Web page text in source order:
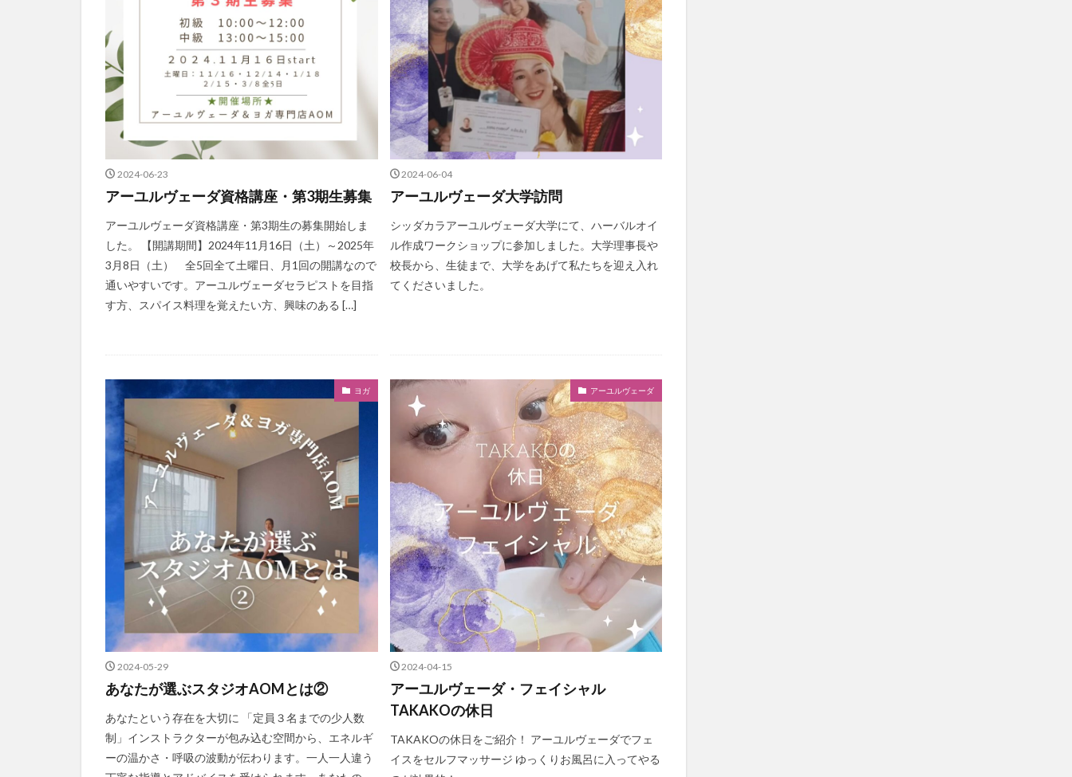
2024-06-23
アーユルヴェーダ資格講座・第3期生募集
アーユルヴェーダ資格講座・第3期生の募集開始しま
した。 【開講期間】2024年11月16日（土）～2025年
3月8日（土） 全5回全て土曜日、月1回の開講なので
通いやすいです。アーユルヴェーダセラピストを目指
す方、スパイス料理を覚えたい方、興味のある […]
2024-06-04
アーユルヴェーダ大学訪問
シッダカラアーユルヴェーダ大学にて、ハーバルオイ
ル作成ワークショップに参加しました。大学理事長や
校長から、生徒まで、大学をあげて私たちを迎え入れ
てくださいました。
ヨガ
2024-05-29
あなたが選ぶスタジオAOMとは②
あなたという存在を大切に 「定員３名までの少人数
制」インストラクターが包み込む空間から、エネルギ
ーの温かさ・呼吸の波動が伝わります。一人一人違う
アーユルヴェーダ
2024-04-15
アーユルヴェーダ・フェイシャル
TAKAKOの休日
TAKAKOの休日をご紹介！ アーユルヴェーダでフェ
イスをセルフマッサージ ゆっくりお風呂に入ってやる